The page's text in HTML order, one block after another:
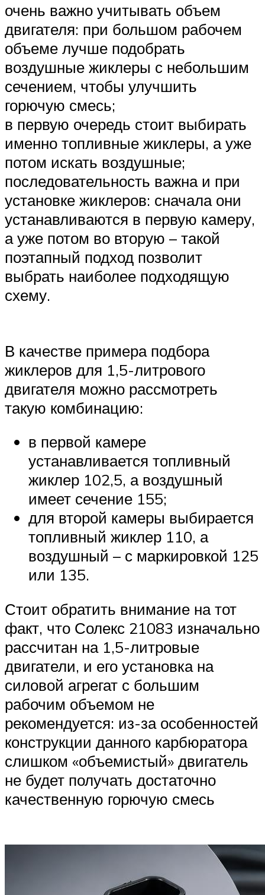
очень важно учитывать объем
двигателя: при большом рабочем
объеме лучше подобрать
воздушные жиклеры с небольшим
сечением, чтобы улучшить
горючую смесь;
в первую очередь стоит выбирать
именно топливные жиклеры, а уже
потом искать воздушные;
последовательность важна и при
установке жиклеров: сначала они
устанавливаются в первую камеру,
а уже потом во вторую – такой
поэтапный подход позволит
выбрать наиболее подходящую
схему.
В качестве примера подбора
жиклеров для 1,5-литрового
двигателя можно рассмотреть
такую комбинацию:
в первой камере
устанавливается топливный
жиклер 102,5, а воздушный
имеет сечение 155;
для второй камеры выбирается
топливный жиклер 110, а
воздушный – с маркировкой 125
или 135.
Стоит обратить внимание на тот
факт, что Солекс 21083 изначально
рассчитан на 1,5-литровые
двигатели, и его установка на
силовой агрегат с большим
рабочим объемом не
рекомендуется: из-за особенностей
конструкции данного карбюратора
слишком «объемистый» двигатель
не будет получать достаточно
качественную горючую смесь